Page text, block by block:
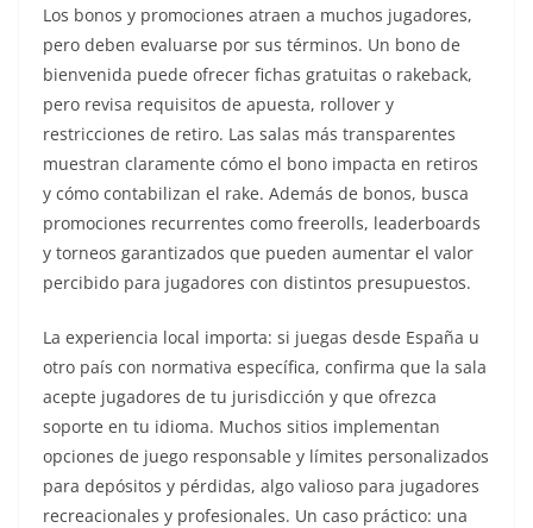
Los bonos y promociones atraen a muchos jugadores,
pero deben evaluarse por sus términos. Un bono de
bienvenida puede ofrecer fichas gratuitas o rakeback,
pero revisa requisitos de apuesta, rollover y
restricciones de retiro. Las salas más transparentes
muestran claramente cómo el bono impacta en retiros
y cómo contabilizan el rake. Además de bonos, busca
promociones recurrentes como freerolls, leaderboards
y torneos garantizados que pueden aumentar el valor
percibido para jugadores con distintos presupuestos.
La experiencia local importa: si juegas desde España u
otro país con normativa específica, confirma que la sala
acepte jugadores de tu jurisdicción y que ofrezca
soporte en tu idioma. Muchos sitios implementan
opciones de juego responsable y límites personalizados
para depósitos y pérdidas, algo valioso para jugadores
recreacionales y profesionales. Un caso práctico: una